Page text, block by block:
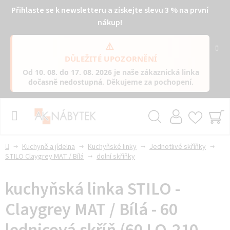
Přihlaste se k newsletteru a získejte slevu 3 % na první
nákup!
⚠️
DŮLEŽITÉ UPOZORNĚNÍ
Od 10. 08. do 17. 08. 2026 je naše zákaznická linka
dočasně nedostupná. Děkujeme za pochopení.
DomůKuchyně a jídelna Kuchyňské linky
Jednotlivé skříňky
STILO Claygrey MAT / Bílá
dolní skříňky
kuchyňská linka STILO -
Claygrey MAT / Bílá - 60